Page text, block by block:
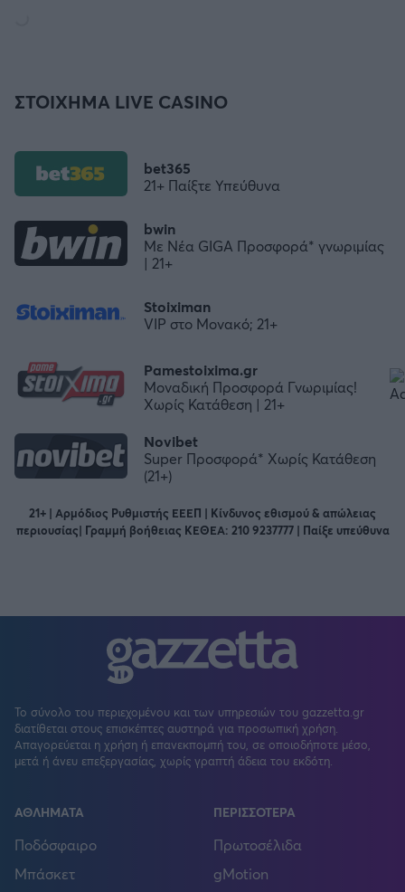
ΣΤΟΙΧΗΜΑ LIVE CASINO
bwin
Με Νέα GIGA Προσφορά* γνωριμίας
| 21+
Stoiximan
VIP στο Μονακό; 21+
Novibet
Super Προσφορά* Χωρίς Κατάθεση
(21+)
Pamestoixima.gr
Μοναδική Προσφορά Γνωριμίας!
Χωρίς Κατάθεση | 21+
bet365
21+ Παίξτε Υπεύθυνα
21+ | Αρμόδιος Ρυθμιστής ΕΕΕΠ | Κίνδυνος εθισμού & απώλειας
περιουσίας| Γραμμή βοήθειας ΚΕΘΕΑ: 210 9237777 | Παίξε υπεύθυνα
Το σύνολο του περιεχομένου και των υπηρεσιών του gazzetta.gr
διατίθεται στους επισκέπτες αυστηρά για προσωπική χρήση.
Απαγορεύεται η χρήση ή επανεκπομπή του, σε οποιοδήποτε μέσο,
μετά ή άνευ επεξεργασίας, χωρίς γραπτή άδεια του εκδότη.
ΑΘΛΗΜΑΤΑ
Ποδόσφαιρο
Μπάσκετ
ΠΕΡΙΣΣΟΤΕΡΑ
Πρωτοσέλιδα
gMotion